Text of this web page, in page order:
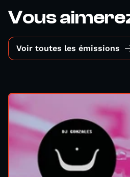
Vous
Voir toutes les émissions